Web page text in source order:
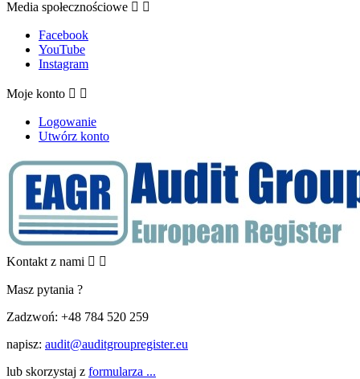
Media społecznościowe  
Facebook
YouTube
Instagram
Moje konto  
Logowanie
Utwórz konto
Kontakt z nami  
Masz pytania ?
Zadzwoń: +48 784 520 259
napisz: audit@auditgroupregister.eu
lub skorzystaj z formularza ...